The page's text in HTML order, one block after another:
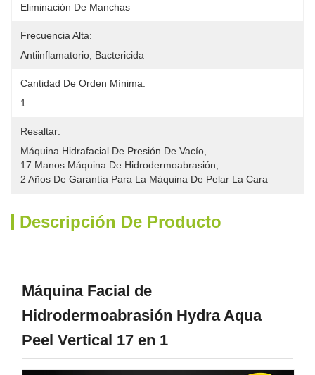
Eliminación De Manchas
Frecuencia Alta:
Antiinflamatorio, Bactericida
Cantidad De Orden Mínima:
1
Resaltar:
Máquina Hidrafacial De Presión De Vacío
17 Manos Máquina De Hidrodermoabrasión
2 Años De Garantía Para La Máquina De Pelar La Cara
Descripción De Producto
Máquina Facial de
Hidrodermoabrasión Hydra Aqua
Peel Vertical 17 en 1